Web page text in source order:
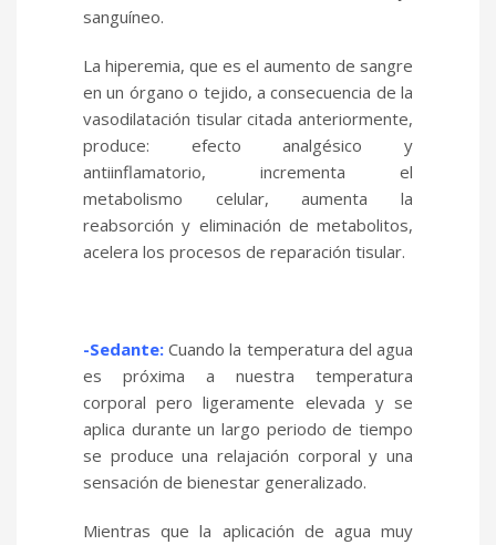
sanguíneo.
La hiperemia, que es el aumento de sangre
en un órgano o tejido, a consecuencia de la
vasodilatación tisular citada anteriormente,
produce: efecto analgésico y
antiinflamatorio, incrementa el
metabolismo celular, aumenta la
reabsorción y eliminación de metabolitos,
acelera los procesos de reparación tisular.
-Sedante: Cuando la temperatura del agua
es próxima a nuestra temperatura
corporal pero ligeramente elevada y se
aplica durante un largo periodo de tiempo
se produce una relajación corporal y una
sensación de bienestar generalizado.
Mientras que la aplicación de agua muy